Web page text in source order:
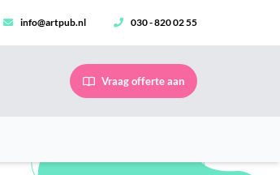
info@artpub.nl 030 - 820 02 55
Vraag offerte aan